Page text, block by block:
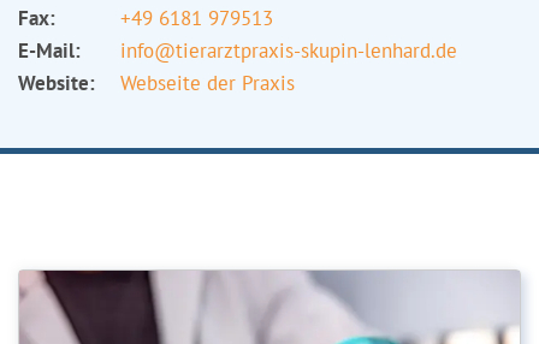
Fax:
+49 6181 979513
E-Mail:
info@tierarztpraxis-skupin-lenhard.de
Website:
Webseite der Praxis